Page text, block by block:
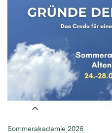
Sommerakademie 2026